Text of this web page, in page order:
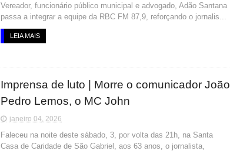
Vereador, funcionário público municipal e advogado, Adão Santana
passa a integrar a equipe da RBC FM 87,9, reforçando o jornalis...
LEIA MAIS
Imprensa de luto | Morre o comunicador João
Pedro Lemos, o MC John
janeiro 04, 2026
Faleceu na noite deste sábado, 3, por volta das 21h, na Santa
Casa de Caridade de São Gabriel, aos 63 anos, o jornalista,